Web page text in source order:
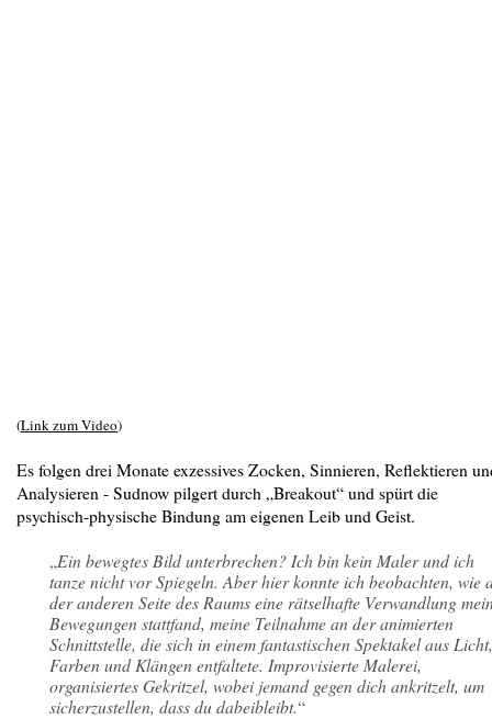
(Link zum Video)
Es folgen drei Monate exzessives Zocken, Sinnieren, Reflektieren
Analysieren - Sudnow pilgert durch „Breakout“ und spürt die
psychisch-physische Bindung am eigenen Leib und Geist.
„Ein bewegtes Bild unterbrechen? Ich bin kein Maler und ich
tanze nicht vor Spiegeln. Aber hier konnte ich beobachten, wie
der anderen Seite des Raums eine rätselhafte Verwandlung
Bewegungen stattfand, meine Teilnahme an der animierten
Schnittstelle, die sich in einem fantastischen Spektakel aus Licht,
Farben und Klängen entfaltete. Improvisierte Malerei,
organisiertes Gekritzel, wobei jemand gegen dich ankritzelt, um
sicherzustellen, dass du dabeibleibt.“